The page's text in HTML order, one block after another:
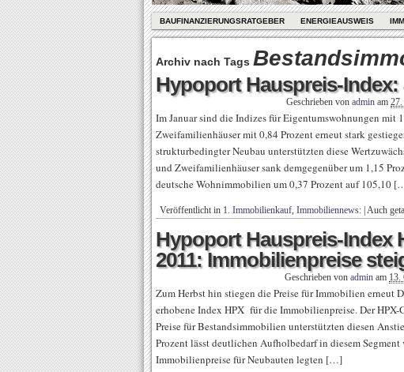
BAUFINANZIERUNGSRATGEBER ENERGIEAUSWEIS
Archiv nach Tags
Hypoport Hauspreis-Index:
Geschrieben von admin am
Im Januar sind die Indizes für Eigentumswohnungen mit
Zweifamilienhäuser mit 0,84 Prozent erneut stark
strukturbedingter Neubau unterstützten diese
und Zweifamilienhäuser sank demgegenüber um 1,15
deutsche Wohnimmobilien um 0,37 Prozent auf 105,10
Veröffentlicht in 1. Immobilienkauf, Immobiliennews: Auch
Hypoport Hauspreis-Index
2011: Immobilienpreise
Geschrieben von admin am 13.
Zum Herbst hin stiegen die Preise für Immobilien erneut
erhobene Index HPX für die Immobilienpreise. Der HPX-
Preise für Bestandsimmobilien unterstützten diesen
Prozent lässt deutlichen Aufholbedarf in diesem
Immobilienpreise für Neubauten legten […]